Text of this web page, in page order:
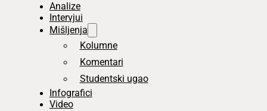
Analize
Intervjui
Mišljenja
Kolumne
Komentari
Studentski ugao
Infografici
Video